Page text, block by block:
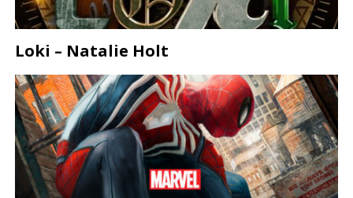
Loki – Natalie Holt